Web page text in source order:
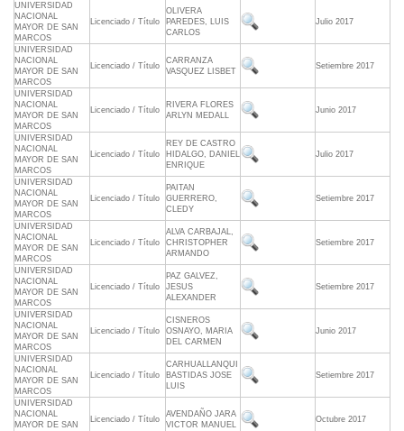
UNIVERSIDAD
NACIONAL
MAYOR DE SAN
MARCOS
Licenciado / Título
OLIVERA
PAREDES, LUIS
CARLOS
Julio 2017
UNIVERSIDAD
NACIONAL
MAYOR DE SAN
MARCOS
Licenciado / Título
CARRANZA
VASQUEZ LISBET
Setiembre 2017
UNIVERSIDAD
NACIONAL
MAYOR DE SAN
MARCOS
Licenciado / Título
RIVERA FLORES
ARLYN MEDALL
Junio 2017
UNIVERSIDAD
NACIONAL
MAYOR DE SAN
MARCOS
Licenciado / Título
REY DE CASTRO
HIDALGO, DANIEL
ENRIQUE
Julio 2017
UNIVERSIDAD
NACIONAL
MAYOR DE SAN
MARCOS
Licenciado / Título
PAITAN
GUERRERO,
CLEDY
Setiembre 2017
UNIVERSIDAD
NACIONAL
MAYOR DE SAN
MARCOS
Licenciado / Título
ALVA CARBAJAL,
CHRISTOPHER
ARMANDO
Setiembre 2017
UNIVERSIDAD
NACIONAL
MAYOR DE SAN
MARCOS
Licenciado / Título
PAZ GALVEZ,
JESUS
ALEXANDER
Setiembre 2017
UNIVERSIDAD
NACIONAL
MAYOR DE SAN
MARCOS
Licenciado / Título
CISNEROS
OSNAYO, MARIA
DEL CARMEN
Junio 2017
UNIVERSIDAD
NACIONAL
MAYOR DE SAN
MARCOS
Licenciado / Título
CARHUALLANQUI
BASTIDAS JOSE
LUIS
Setiembre 2017
UNIVERSIDAD
NACIONAL
MAYOR DE SAN
Licenciado / Título
AVENDAÑO JARA
VICTOR MANUEL
Octubre 2017